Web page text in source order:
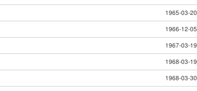
1965-03-20
1966-12-05
1967-03-19
1968-03-19
1968-03-30